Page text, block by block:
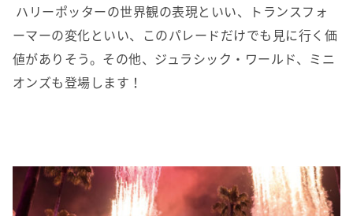
ハリーポッターの世界観の表現といい、トランスフォ
ーマーの変化といい、このパレードだけでも見に行く価
値がありそう。その他、ジュラシック・ワールド、ミニ
オンズも登場します！